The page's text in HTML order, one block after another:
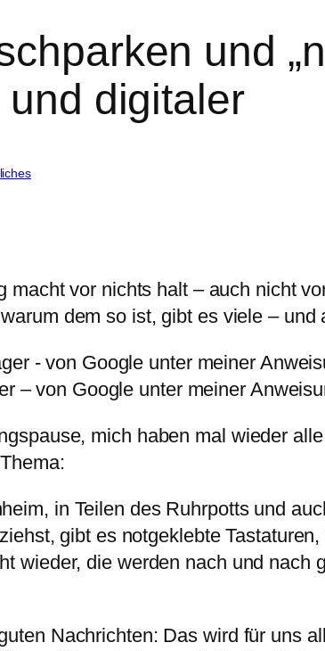
und
digitaler
macht vor nichts halt – auch nicht
dem so ist, gibt es viele –
– von Google unter meiner
mich haben mal wieder
in Teilen des Ruhrpotts und
gibt es notgeklebte
wieder, die werden nach und nach
Nachrichten: Das wird für uns